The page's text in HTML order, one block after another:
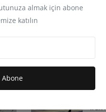
almak için abone
katılın
Abone
GÜNCEL
Galatasaray
Manchester